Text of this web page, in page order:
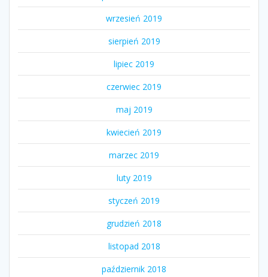
wrzesień 2019
sierpień 2019
lipiec 2019
czerwiec 2019
maj 2019
kwiecień 2019
marzec 2019
luty 2019
styczeń 2019
grudzień 2018
listopad 2018
październik 2018